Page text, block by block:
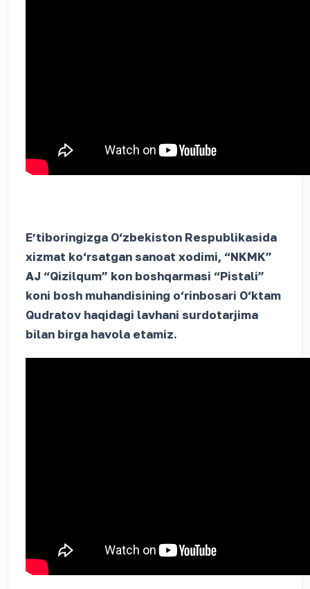
Eʼtiboringizga O‘zbekiston Respublikasida
xizmat ko‘rsatgan sanoat xodimi, “NKMK”
AJ “Qizilqum” kon boshqarmasi “Pistali”
koni bosh muhandisining o‘rinbosari O‘ktam
Qudratov haqidagi lavhani surdotarjima
bilan birga havola etamiz.